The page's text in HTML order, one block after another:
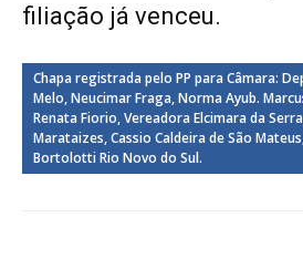
filiação já venceu.
Chapa registrada pelo PP para Câmara:
Melo, Neucimar Fraga, Norma Ayub.
Renata Fiorio, Vereadora Elcimara da
Marataizes, Cassio Caldeira de São
Bortolotti Rio Novo do Sul.